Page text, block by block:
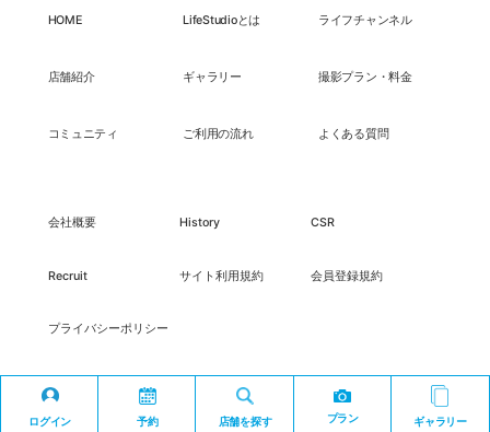
ログイン 予約 店舗を探す プラン ギャラリー
HOME LifeStudioとは ライフチャンネル
店舗紹介 ギャラリー 撮影プラン・料金
コミュニティ ご利用の流れ よくある質問
会社概要 History CSR
Recruit サイト利用規約 会員登録規約
プライバシーポリシー